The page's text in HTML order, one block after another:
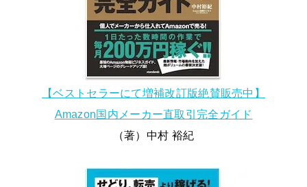
【ベストセラーにて増補改訂版絶賛販売中】
Amazon国内メーカー直取引完全ガイド
（著）中村 裕紀